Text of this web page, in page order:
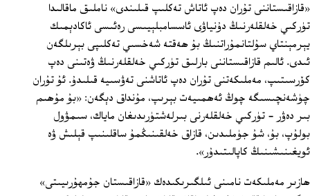
«قازاقىستاننى تۇران دەپ ئاتاش تەكلىپ قىلىندى» ناملىق ماقالىدا
تۈركىي خەلقلەرنىڭ دۇنياۋى ئاسسامبلېيىسى رەئىسى ئاكادېمىك
يېرمېنتاي سۇلتانمۇراتنىڭ بۇ ھەقتە شەخسىي تەكلىپى بېرىلگەن
ئىدى. ئالىم قازاقىستاننى بارلىق تۈركىي خەلقلەرنىڭ ۋەتىنى دەپ
كۆرسىتىپ، مەملىكەتنى تۇران دەپ ئاتاشنى تەۋسىيە قىلىدۇ. ئۇ تۇران
چۈشەنچىسىگە چوڭ ئەھمىيەت بېرىپ، مۇنداق دېگەن: «بۇ مۇھىم
بىر دەۋر - تۈركىي خەلقلەرنى بىرلەشتۈرىدىغان ماياك، سىمۋول
بولۇپ، بۇ، شۇ جۈملىدىن، قازاق خەلقىنىڭمۇ ساقلىنىپ قېلىش ۋە
ئويغىنىشىنىڭ كاپالىتىدۇر».
ھازىر مەملىكەت نامىنى ئىلگىرىكىدەك «قازاقىستان جۇمھۇرىيىتى»